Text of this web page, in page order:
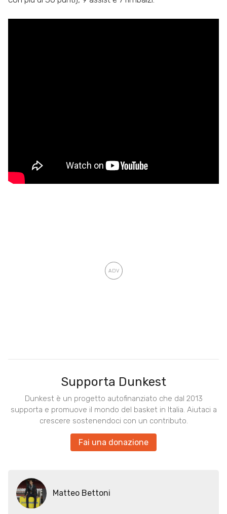
Supporta Dunkest
Dunkest è un progetto autofinanziato che dal 2013
supporta e promuove il mondo del basket in Italia. Aiutaci a
crescere sostenendoci con un contributo.
Fai una donazione
Matteo Bettoni